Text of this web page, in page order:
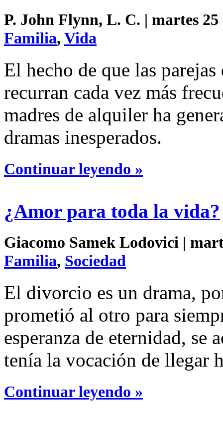
P. John Flynn, L. C. | martes
Familia, Vida
El hecho de que las
recurran cada vez más
madres de alquiler ha
dramas inesperados.
Continuar leyendo »
¿Amor para toda la vida?
Giacomo Samek Lodovici |
Familia, Sociedad
El divorcio es un drama,
prometió al otro para
esperanza de eternidad, se
tenía la vocación de llegar
Continuar leyendo »